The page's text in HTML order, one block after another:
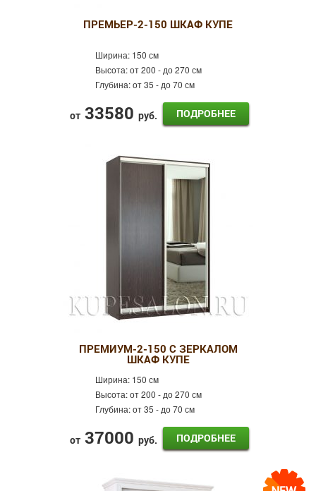
ПРЕМЬЕР-2-150 ШКАФ КУПЕ
Ширина: 150 см
Высота:от 200 - до 270 см
Глубина:от 35 - до 70 см
от 33580 руб. ПОДРОБНЕЕ
ПРЕМИУМ-2-150 С ЗЕРКАЛОМ
ШКАФ КУПЕ
Ширина: 150 см
Высота:от 200 - до 270 см
Глубина:от 35 - до 70 см
от 37000 руб. ПОДРОБНЕЕ